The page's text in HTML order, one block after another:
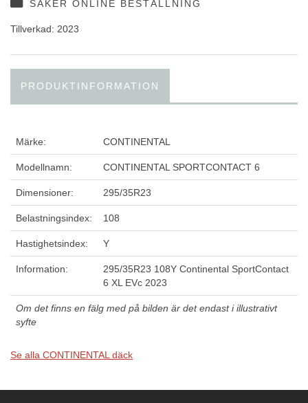
SÄKER ONLINE BESTÄLLNING
Tillverkad: 2023
PRODUKTINFORMATION
Märke: CONTINENTAL
Modellnamn: CONTINENTAL SPORTCONTACT 6
Dimensioner: 295/35R23
Belastningsindex: 108
Hastighetsindex: Y
Information:
295/35R23 108Y Continental SportContact
6 XL EVc 2023
Om det finns en fälg med på bilden är det endast i illustrativt
syfte
Se alla CONTINENTAL däck